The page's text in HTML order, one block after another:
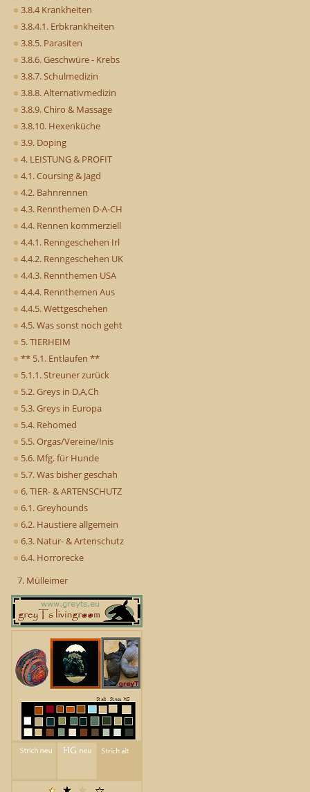
3.8.4 Krankheiten
3.8.4.1. Erbkrankheiten
3.8.5. Parasiten
3.8.6. Geschwüre - Krebs
3.8.7. Schulmedizin
3.8.8. Alternativmedizin
3.8.9. Chiro & Massage
3.8.10. Hexenküche
3.9. Doping
4. LEISTUNG & PROFIT
4.1. Coursing & Jagd
4.2. Bahnrennen
4.3. Rennthemen D-A-CH
4.4. Rennen kommerziell
4.4.1. Renngeschehen Irl
4.4.2. Renngeschehen UK
4.4.3. Rennthemen USA
4.4.4. Rennthemen Aus
4.4.5. Wettgeschehen
4.5. Was sonst noch geht
5. TIERHEIM
** 5.1. Entlaufen **
5.1.1. Streuner zurück
5.2. Greys in D,A,Ch
5.3. Greys in Europa
5.4. Rehomed
5.5. Orgas/Vereine/Inis
5.6. Mfg. für Hunde
5.7. Was bisher geschah
6. TIER- & ARTENSCHUTZ
6.1. Greyhounds
6.2. Haustiere allgemein
6.3. Natur- & Artenschutz
6.4. Horrorecke
7. Mülleimer